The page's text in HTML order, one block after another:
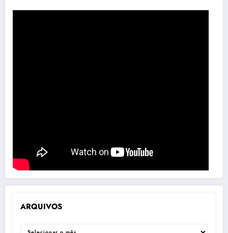
ARQUIVOS
ARQUIVOS